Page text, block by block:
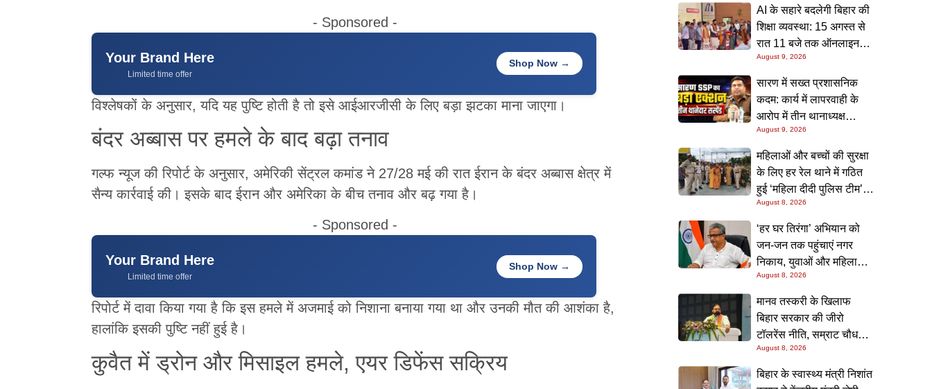
- Sponsored -
Your Brand Here
Limited time offer
Shop Now →
विश्लेषकों के अनुसार, यदि यह पुष्टि होती है तो इसे आईआरजीसी के लिए बड़ा झटका माना जाएगा।
बंदर अब्बास पर हमले के बाद बढ़ा तनाव
गल्फ न्यूज की रिपोर्ट के अनुसार, अमेरिकी सेंट्रल कमांड ने 27/28 मई की रात ईरान के बंदर अब्बास क्षेत्र में
सैन्य कार्रवाई की। इसके बाद ईरान और अमेरिका के बीच तनाव और बढ़ गया है।
- Sponsored -
Your Brand Here
Limited time offer
Shop Now →
रिपोर्ट में दावा किया गया है कि इस हमले में अजमाई को निशाना बनाया गया था और उनकी मौत की आशंका है,
हालांकि इसकी पुष्टि नहीं हुई है।
कुवैत में ड्रोन और मिसाइल हमले, एयर डिफेंस सक्रिय
AI के सहारे बदलेगी बिहार की
शिक्षा व्यवस्था: 15 अगस्त से
रात 11 बजे तक ऑनलाइन
क्लास, मुख्यमंत्री का बड़ा
August 9, 2026
सारण में सख्त प्रशासनिक
कदम: कार्य में लापरवाही के
आरोप में तीन थानाध्यक्ष
सस्पेंड, पुलिस महकमे में मचा
हड़कंप
August 9, 2026
महिलाओं और बच्चों की सुरक्षा
के लिए हर रेल थाने में गठित
हुई ‘महिला दीदी पुलिस टीम’,
स्कूलों में जाकर किया जागरूक
August 8, 2026
‘हर घर तिरंगा’ अभियान को
जन-जन तक पहुंचाएं नगर
निकाय, युवाओं और महिलाओं
की भागीदारी सुनिश्चित करने
का निर्देश: नीतीश मिश्रा
August 8, 2026
मानव तस्करी के खिलाफ
बिहार सरकार की जीरो
टॉलरेंस नीति, सम्राट चौधरी ने
सम्मेलन में दोहराई प्रतिबद्धता
August 8, 2026
बिहार के स्वास्थ्य मंत्री निशांत